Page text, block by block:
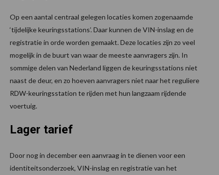
Op een aantal centraal gelegen locaties komen zogenaamde
‘tijdelijke keuringsstations’. Daar kunnen de VIN-inslag en de
registratie in orde worden gemaakt. Deze locaties zijn zo veel
mogelijk in de buurt van waar de meeste aanvragers zijn. In
sommige delen van Nederland liggen de keuringsstations niet
naast de deur, en zo hoeven aanvragers niet naar het reguliere
RDW-keuringsstation te rijden met hun langzaam rijdende
voertuig.
Lager tarief
Door nog in december een aanvraag in te dienen voor een
identiteitsonderzoek, VIN-inslag en registratie van het